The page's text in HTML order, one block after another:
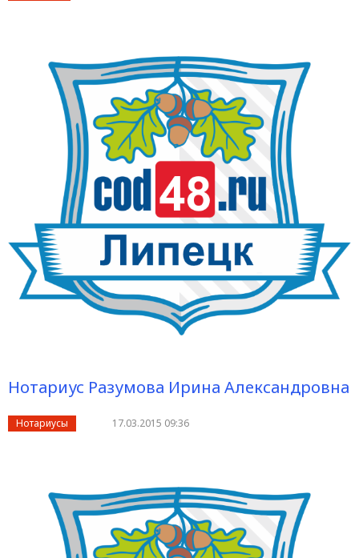
Нотариус Разумова Ирина Александровна
Нотариусы 17.03.2015 09:36